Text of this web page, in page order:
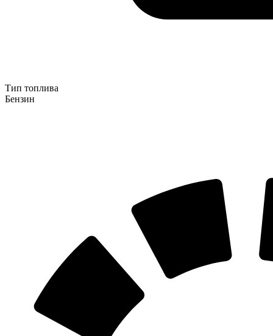
Тип топлива
Бензин